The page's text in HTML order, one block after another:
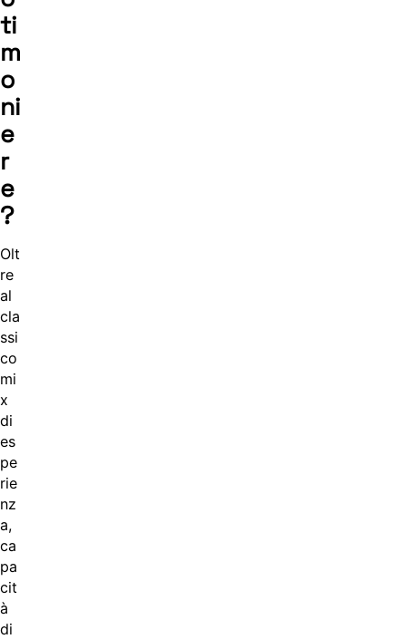
ti
m
o
ni
e
r
e
?
Olt
re
al
cla
ssi
co
mi
x
di
es
pe
rie
nz
a,
ca
pa
cit
à
di